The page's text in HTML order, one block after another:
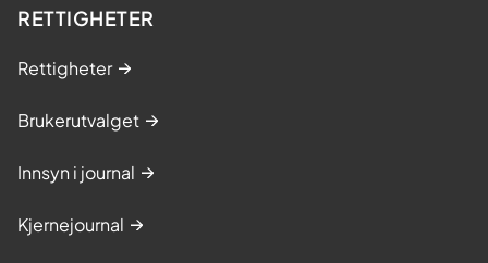
RETTIGHETER
Rettigheter
Brukerutvalget
Innsyn i journal
Kjernejournal